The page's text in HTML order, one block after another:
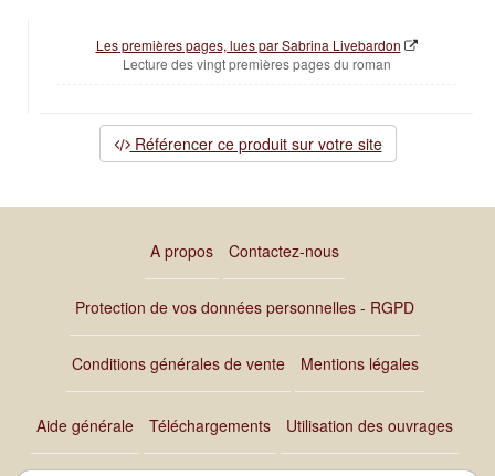
Les premières pages, lues par Sabrina Livebardon
Lecture des vingt premières pages du roman
Référencer ce produit sur votre site
A propos Contactez-nous
Protection de vos données personnelles - RGPD
Conditions générales de vente Mentions légales
Aide générale Téléchargements Utilisation des ouvrages